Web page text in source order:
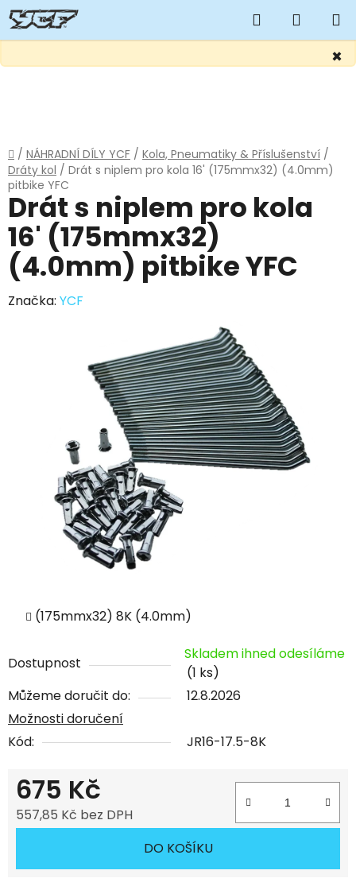
×
Hledat
KOŠÍK
Domů
/ NÁHRADNÍ DÍLY YCF / Kola, Pneumatiky & Příslušenství /
Dráty kol / Drát s niplem pro kola 16' (175mmx32) (4.0mm)
pitbike YFC
(175mmx32) 8K (4.0mm)
Dostupnost
Skladem ihned odesíláme
(1 ks)
Můžeme doručit do:
12.8.2026
Možnosti doručení
Kód:
JR16-17.5-8K
675 Kč
557,85 Kč bez DPH
DO KOŠÍKU
Drát s niplem pro kola
16' (175mmx32)
(4.0mm) pitbike YFC
Značka: YCF